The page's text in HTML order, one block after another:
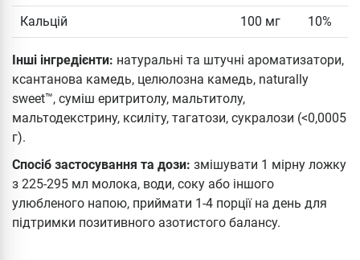
Кальцій 100 мг 10%
Інші інгредієнти: натуральні та штучні ароматизатори,
ксантанова камедь, целюлозна камедь, naturally
sweet™, суміш еритритолу, мальтитолу,
мальтодекстрину, ксиліту, тагатози, сукралози (<0,0005
г).
Спосіб застосування та дози: змішувати 1 мірну ложку
з 225-295 мл молока, води, соку або іншого
улюбленого напою, приймати 1-4 порції на день для
підтримки позитивного азотистого балансу.